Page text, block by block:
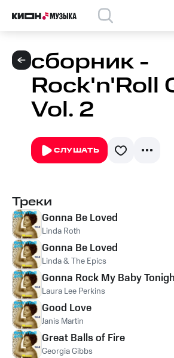
сборник -
Rock'n'Roll
Vol. 2
СЛУШАТЬ
Треки
Gonna Be Loved
Linda Roth
Gonna Be Loved
Linda & The Epics
Gonna Rock My Baby
Laura Lee Perkins
Good Love
Janis Martin
Great Balls of Fire
Georgia Gibbs